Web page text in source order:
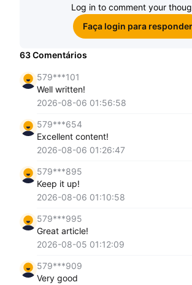
Log in to comment your
Faça login para responder
63Comentários
579***101
Well written!
2026-08-06 01:56:58
579***654
Excellent content!
2026-08-06 01:26:47
579***895
Keep it up!
2026-08-06 01:10:58
579***995
Great article!
2026-08-05 01:12:09
579***909
Very good